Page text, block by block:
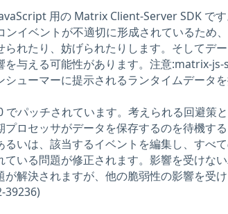
用の Matrix Client-Server SDK で
ンイベントが不適切に形成されているため
れたり、妨げられたりします。そしてデ
を与える可能性があります。注意:matrix-js-
ューマーに提示されるランタイムデータ
パッチされています。考えられる回避策
ロセッサがデータを保存するのを待機す
いは、該当するイベントを編集し、すべ
いる問題が修正されます。影響を受けな
解決されますが、他の脆弱性の影響を受
39236)